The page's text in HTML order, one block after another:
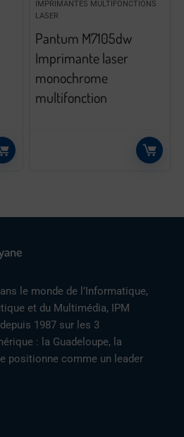
IMPRIMANTES MULTIFONCTIONS
LASER
Pantum M7105dw
Imprimante laser
monochrome
multifonction
le monde de l’Informatique,
et du Multimédia, IPM
1987 sur les 3
: la Guadeloupe, la
positionne comme un leader